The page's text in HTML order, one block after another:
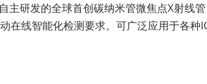
主研发的全球首创碳纳米管微焦点X射线
在线智能化检测要求。可广泛应用于各